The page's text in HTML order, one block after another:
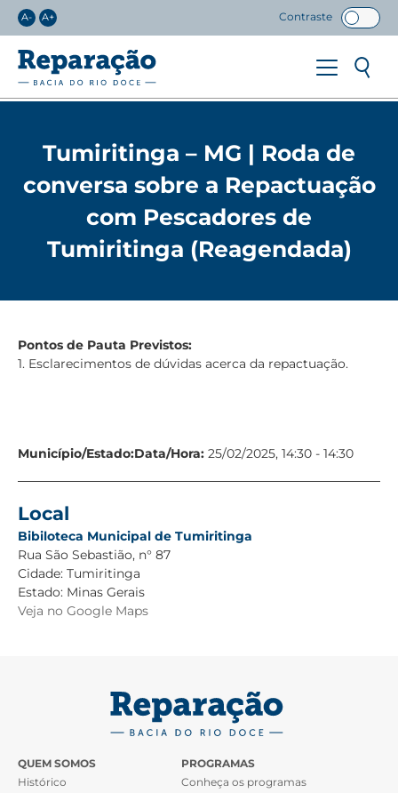
A- A+ Contraste
Tumiritinga – MG | Roda de
conversa sobre a Repactuação
com Pescadores de
Tumiritinga (Reagendada)
Pontos de Pauta Previstos:
1. Esclarecimentos de dúvidas acerca da repactuação.
Município/Estado:Data/Hora: 25/02/2025, 14:30 - 14:30
Local
Bibiloteca Municipal de Tumiritinga
Rua São Sebastião, n° 87
Cidade: Tumiritinga
Estado: Minas Gerais
Veja no Google Maps
QUEM SOMOS
Histórico
PROGRAMAS
Conheça os programas